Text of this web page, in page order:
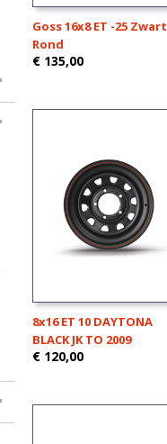
Goss 16x8 ET -25 Zwart
Rond
€ 135,00
8x16 ET 10 DAYTONA
BLACK JK TO 2009
€ 120,00